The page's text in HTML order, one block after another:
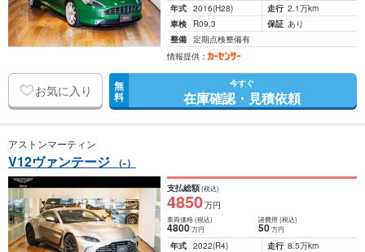
年式 2016(H28) 走行 2.1万km
車検
R09.3 保証 あり
整備 定期点検整備有
情報提供：
お気に入り 無
料
今すぐ
在庫確認・見積依頼
アストンマーティン
V12ヴァンテージ （-）
支払総額(税込)
4850万円
車両価格(税込)
4800万円
諸費用 (税込)
50 万円
年式 2022(R4) 走行 8.5万km